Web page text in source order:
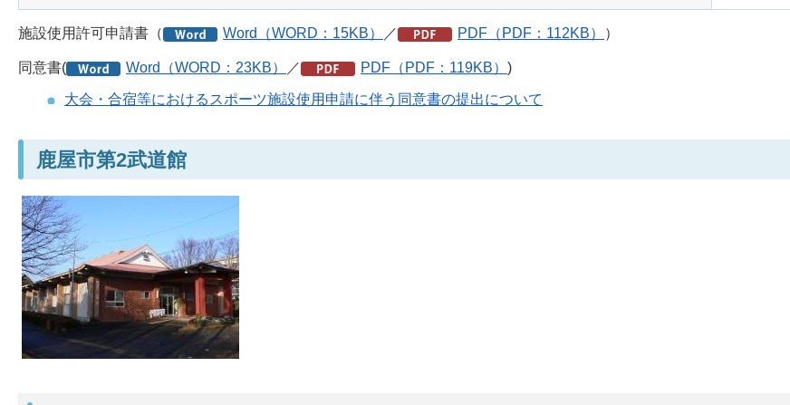
施設使用許可申請書（ Word（WORD：15KB） ／ PDF（PDF：112KB） ）
同意書( Word（WORD：23KB） ／ PDF（PDF：119KB） )
大会・合宿等におけるスポーツ施設使用申請に伴う同意書の提出について
鹿屋市第2武道館